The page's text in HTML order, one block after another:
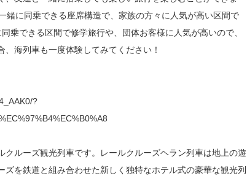
緒に同乗できる座席構造で、家族の方々に人気が高い区間で
乗できる区間で修学旅行や、団体お客様に人気が高いので、
海列車も一度体験してみてください！
?
クルーズ観光列車です。レールクルーズヘラン列車は地上の遊
ズを鉄道と組み合わせた新しく独特なホテル式の豪華な観光列